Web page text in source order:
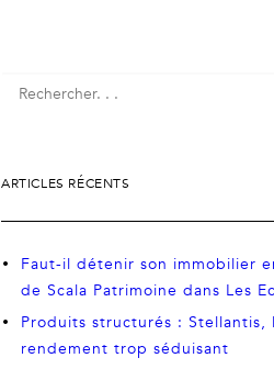
ARTICLES RÉCENTS
Faut-il détenir son immobilier
de Scala Patrimoine dans Les
Produits structurés : Stellantis,
rendement trop séduisant